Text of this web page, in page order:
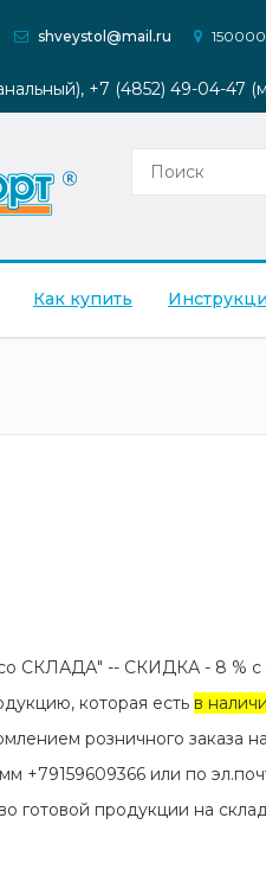
shveystol@mail.ru
+7 (4852) 49-04-47
Как купить
-- СКИДКА - 8 % c 5
которая есть в
розничного заказа
+79159609366 или по
продукции на